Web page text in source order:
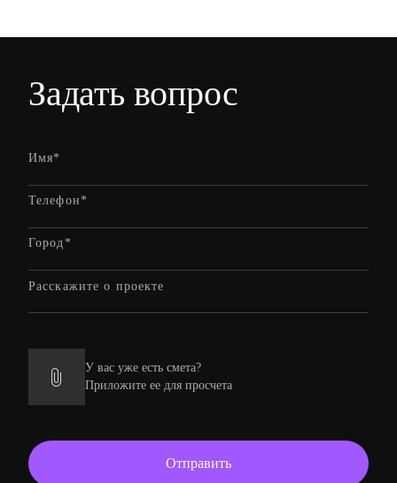
Задать вопрос
У вас уже есть смета?
Приложите ее для просчета